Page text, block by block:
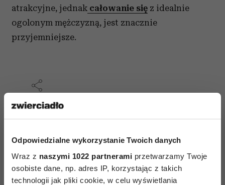
Odpowiedzialne wykorzystanie Twoich danych
Wraz z naszymi 1022 partnerami przetwarzamy Twoje
osobiste dane, np. adres IP, korzystając z takich
technologii jak pliki cookie, w celu wyświetlania
atrakcyjne, jednak całowanie się z idealnie
ogolonym mężczyzną, jest znacznie
przyjemniejsze.